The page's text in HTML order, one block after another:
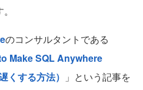
のコンサルタントである
Make SQL Anywhere
する方法）
」という記事を